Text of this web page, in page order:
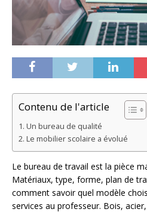
Contenu de l'article
Un bureau de qualité
Le mobilier scolaire a évolué
Le bureau de travail est la pièce
Matériaux, type, forme, plan de
comment savoir quel modèle
services au professeur. Bois,